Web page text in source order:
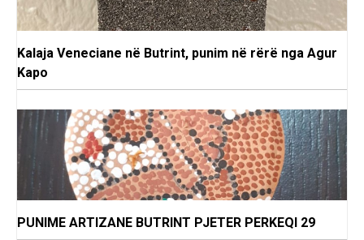
Kalaja Veneciane në Butrint, punim në rërë nga Agur
Kapo
PUNIME ARTIZANE BUTRINT PJETER PERKEQI 29